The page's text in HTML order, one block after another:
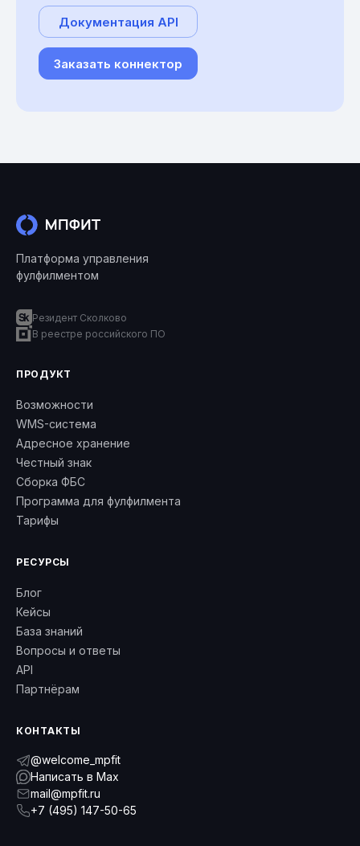
Документация API
Заказать коннектор
Платформа управления
фулфилментом
Резидент Сколково
В реестре российского ПО
ПРОДУКТ
Возможности
WMS-система
Адресное хранение
Честный знак
Сборка ФБС
Программа для фулфилмента
Тарифы
РЕСУРСЫ
Блог
Кейсы
База знаний
Вопросы и ответы
API
Партнёрам
КОНТАКТЫ
@welcome_mpfit
Написать в Max
mail@mpfit.ru
+7 (495) 147-50-65